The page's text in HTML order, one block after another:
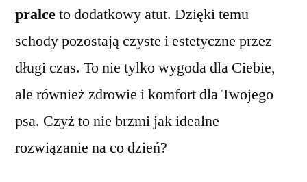
pralceto dodatkowy atut. Dzięki temu
schody pozostają czyste i estetyczne przez
długi czas. To nie tylko wygoda dla Ciebie,
ale również zdrowie i komfort dla Twojego
psa. Czyż to nie brzmi jak idealne
rozwiązanie na co dzień?